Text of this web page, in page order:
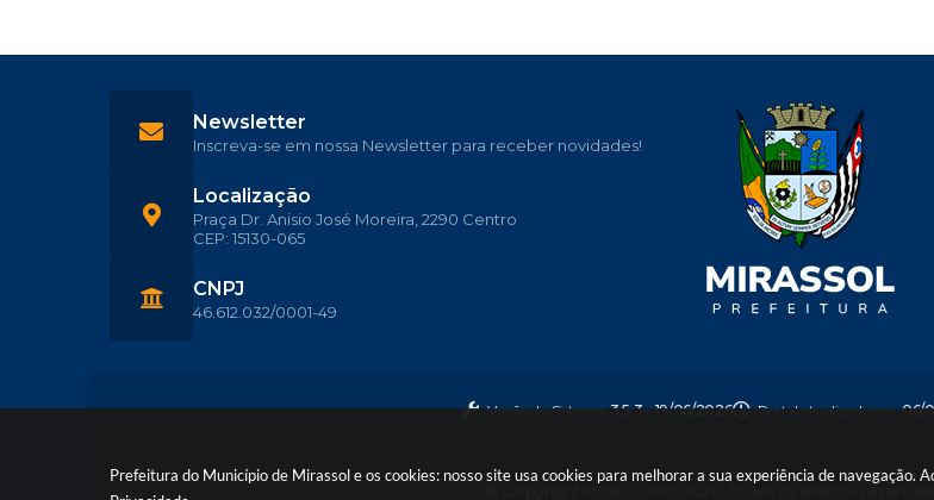
Prefeitura do Município de Mirassol e os cookies: nosso site usa cookies para melhorar a sua experiência de navegação.
Localização
Praça Dr. Anisio José Moreira, 2290 Centro
CEP: 15130-065
CNPJ
46.612.032/0001-49
Newsletter
Inscreva-se em nossa Newsletter para receber novidades!
Versão do Sistema:3.5.3 - 19/06/2026 Portal atualizado em:06/